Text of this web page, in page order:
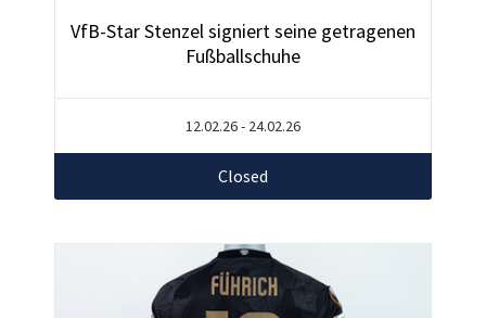
VfB-Star Stenzel signiert seine getragenen
Fußballschuhe
12.02.26 - 24.02.26
Closed